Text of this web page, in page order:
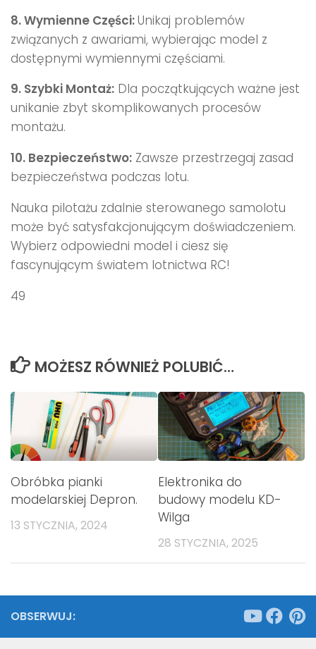
8. Wymienne Części:Unikaj problemów
związanych z awariami, wybierając model z
dostępnymi wymiennymi częściami.
9. Szybki Montaż: Dla początkujących ważne jest
unikanie zbyt skomplikowanych procesów
montażu.
10. Bezpieczeństwo: Zawsze przestrzegaj zasad
bezpieczeństwa podczas lotu.
Nauka pilotażu zdalnie sterowanego samolotu
może być satysfakcjonującym doświadczeniem.
Wybierz odpowiedni model i ciesz się
fascynującym światem lotnictwa RC!
49
MOŻESZ RÓWNIEŻ POLUBIĆ…
Obróbka pianki
modelarskiej Depron.
13 STYCZNIA, 2024
Elektronika do
budowy modelu KD-
Wilga
28 STYCZNIA, 2025
OBSERWUJ: